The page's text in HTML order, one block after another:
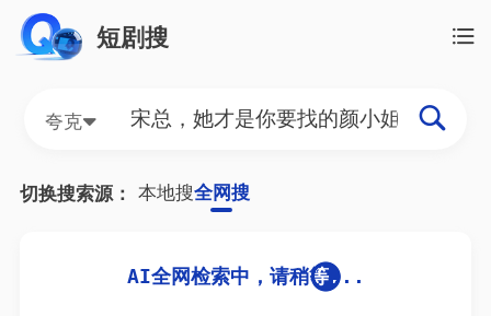
短剧搜
夸克
切换搜索源： 本地搜全网搜